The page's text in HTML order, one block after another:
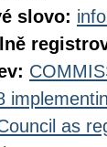
slovo:
as